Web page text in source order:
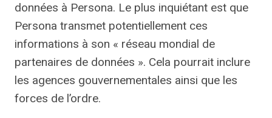
données à Persona. Le plus inquiétant est que
Persona transmet potentiellement ces
informations à son « réseau mondial de
partenaires de données ». Cela pourrait inclure
les agences gouvernementales ainsi que les
forces de l’ordre.